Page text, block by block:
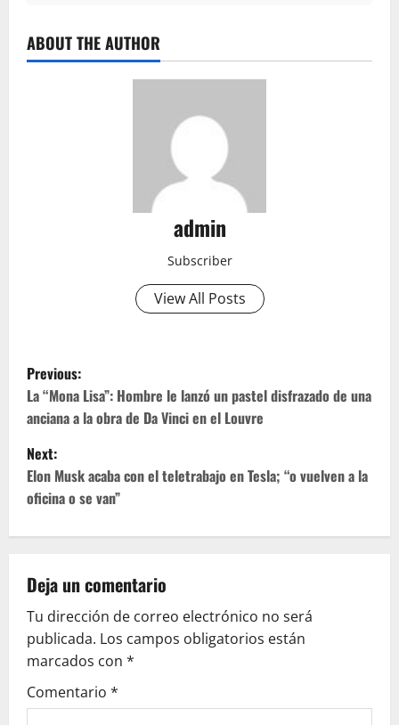
ABOUT THE AUTHOR
admin
Subscriber
View All Posts
P
o
s
t
n
v
i
g
a
Previous:
La “Mona Lisa”: Hombre le lanzó un pastel disfrazado de una
anciana a la obra de Da Vinci en el Louvre
Next:
Elon Musk acaba con el teletrabajo en Tesla; “o vuelven a la
oficina o se van”
Deja un comentario
Tu dirección de correo electrónico no será
publicada. Los campos obligatorios están
marcados con *
Comentario *